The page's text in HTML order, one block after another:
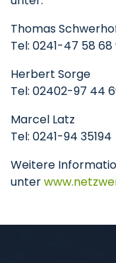
Thomas
Tel: 0241-47 58 68
Herbert Sorge
Tel: 02402-97 44
Marcel Latz
Tel: 0241-94 35194
Weitere
unter